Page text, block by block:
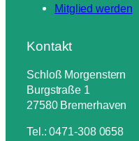
Mitglied werden
Kontakt
Schloß Morgenstern
Burgstraße 1
27580 Bremerhaven
Tel.: 0471-308 0658